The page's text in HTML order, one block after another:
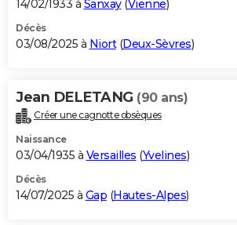
14/02/1933 à Sanxay(Vienne)
Décès
03/08/2025 à Niort(Deux-Sèvres)
Jean DELETANG (90 ans)
Créer une cagnotte obsèques
Naissance
03/04/1935 à Versailles (Yvelines)
Décès
14/07/2025 à Gap (Hautes-Alpes)